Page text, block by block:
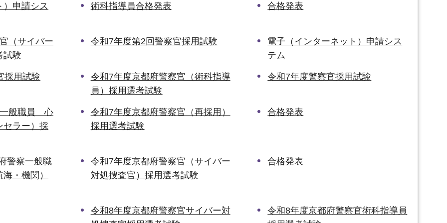
申請シス 術科指導員合格発表 合格発表
（サイバー
試験
令和7年度第2回警察官採用試験
電子（インターネット）申請シス
テム
採用試験
令和7年度京都府警察官（術科指導
員）採用選考試験
令和7年度警察官採用試験
一般職員 心
セラー）採
令和7年度京都府警察官（再採用）
採用選考試験
合格発表
警察一般職
・機関）
令和7年度京都府警察官（サイバー
対処捜査官）採用選考試験
合格発表
令和8年度京都府警察官サイバー対
令和8年度京都府警察官術科指導員